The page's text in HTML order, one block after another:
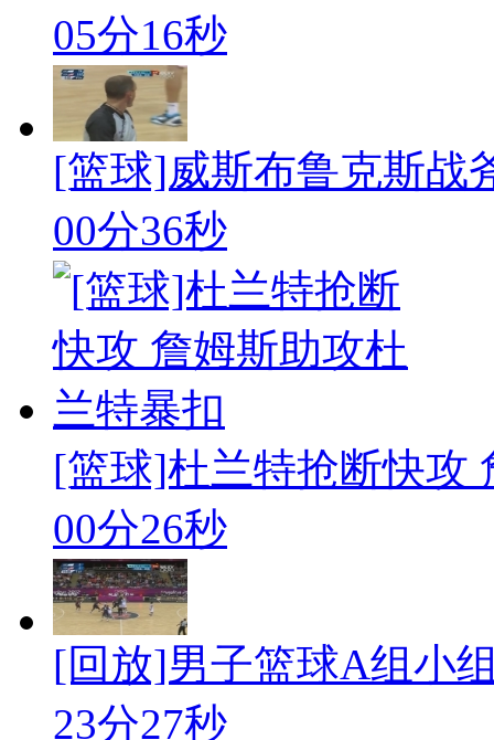
05分16秒
[篮球]威斯布鲁克斯战
00分36秒
[篮球]杜兰特抢断快攻
00分26秒
[回放]男子篮球A组小
23分27秒